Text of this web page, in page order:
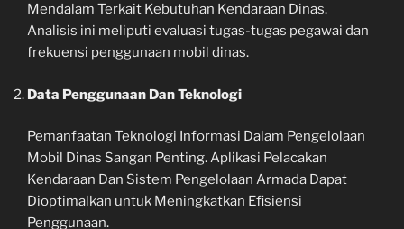
Mendalam Terkait Kebutuhan Kendaraan Dinas.
Analisis ini meliputi evaluasi tugas-tugas pegawai dan
frekuensi penggunaan mobil dinas.
Data Penggunaan Dan Teknologi
Pemanfaatan Teknologi Informasi Dalam Pengelolaan
Mobil Dinas Sangan Penting. Aplikasi Pelacakan
Kendaraan Dan Sistem Pengelolaan Armada Dapat
Dioptimalkan untuk Meningkatkan Efisiensi
Penggunaan.